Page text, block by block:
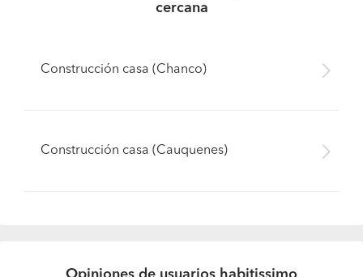
cercana
Construcción casa (Chanco)
Construcción casa (Cauquenes)